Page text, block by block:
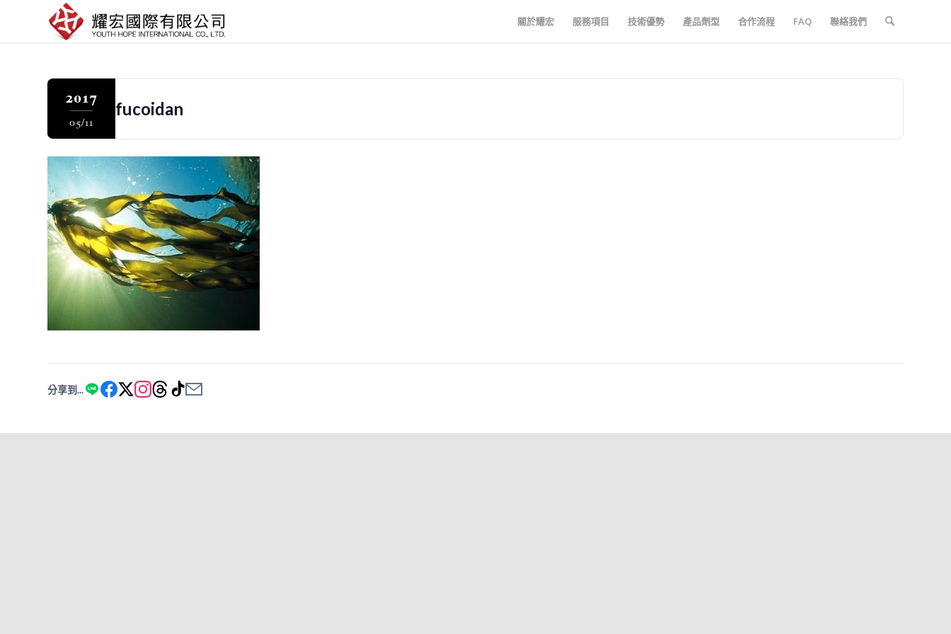
關於耀宏 服務項目 技術優勢 產品劑型 合作流程 FAQ 聯絡我們
2017
05/11
fucoidan
分享到...